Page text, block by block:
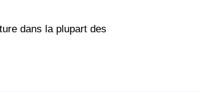
dans la plupart des